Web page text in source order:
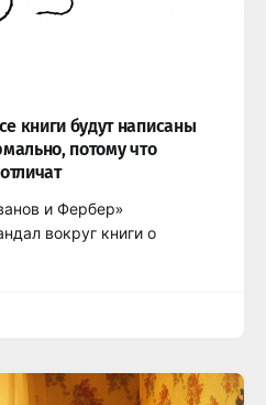
книги будут написаны
потому что
и Фербер»
вокруг книги о